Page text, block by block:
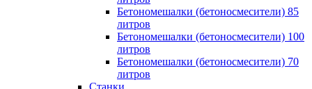
Бетономешалки (бетоносмесители) 85
литров
Бетономешалки (бетоносмесители) 100
литров
Бетономешалки (бетоносмесители) 70
литров
Станки